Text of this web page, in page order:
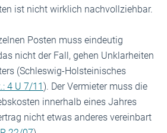
ist nicht wirklich nachvollziehbar.
Posten muss eindeutig
nicht der Fall, gehen Unklarheiten
(Schleswig-Holsteinisches
4 U 7/11). Der Vermieter muss die
innerhalb eines Jahres
nicht etwas anderes vereinbart